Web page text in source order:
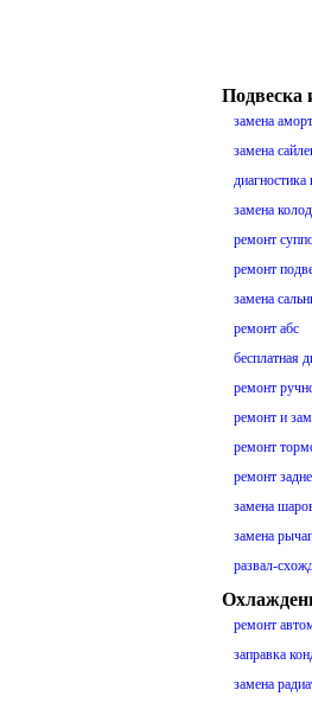
Подвеска
замена
замена
диагностика
замена
ремонт
ремонт
замена
ремонт абс
бесплатная
ремонт
ремонт и
ремонт
ремонт
замена
замена
развал-
ремонт
заправка
замена